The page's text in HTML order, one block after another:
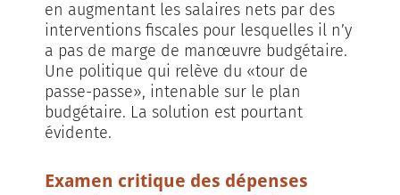
en augmentant les salaires nets par des
interventions fiscales pour lesquelles il n’y
a pas de marge de manœuvre budgétaire.
Une politique qui relève du «tour de
passe-passe», intenable sur le plan
budgétaire. La solution est pourtant
évidente.
Examen critique des dépenses